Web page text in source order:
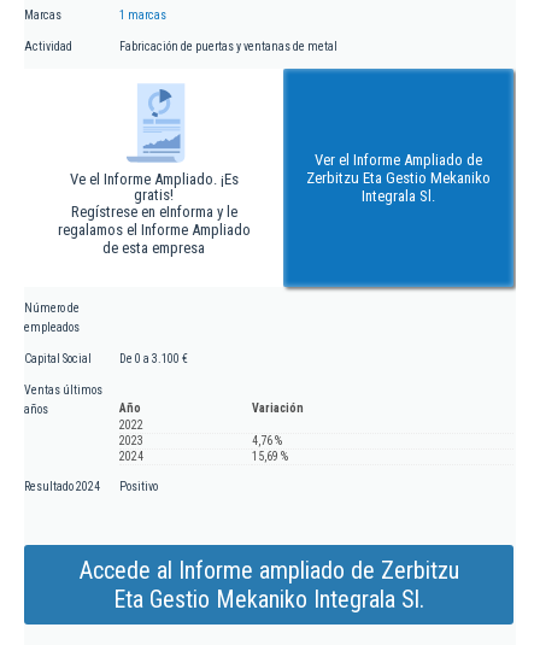
Marcas 1 marcas
Actividad Fabricación de puertas y ventanas de metal
Ve el Informe Ampliado. ¡Es
gratis!
Regístrese en eInforma y le
regalamos el Informe Ampliado
de esta empresa
Ver el Informe Ampliado de
Zerbitzu Eta Gestio Mekaniko
Integrala Sl.
Número de
empleados
Capital Social De 0 a 3.100 €
Ventas últimos
años
Año
Variación
2022
2023
4,76 %
2024
15,69 %
Resultado 2024 Positivo
Accede al Informe ampliado de Zerbitzu
Eta Gestio Mekaniko Integrala Sl.